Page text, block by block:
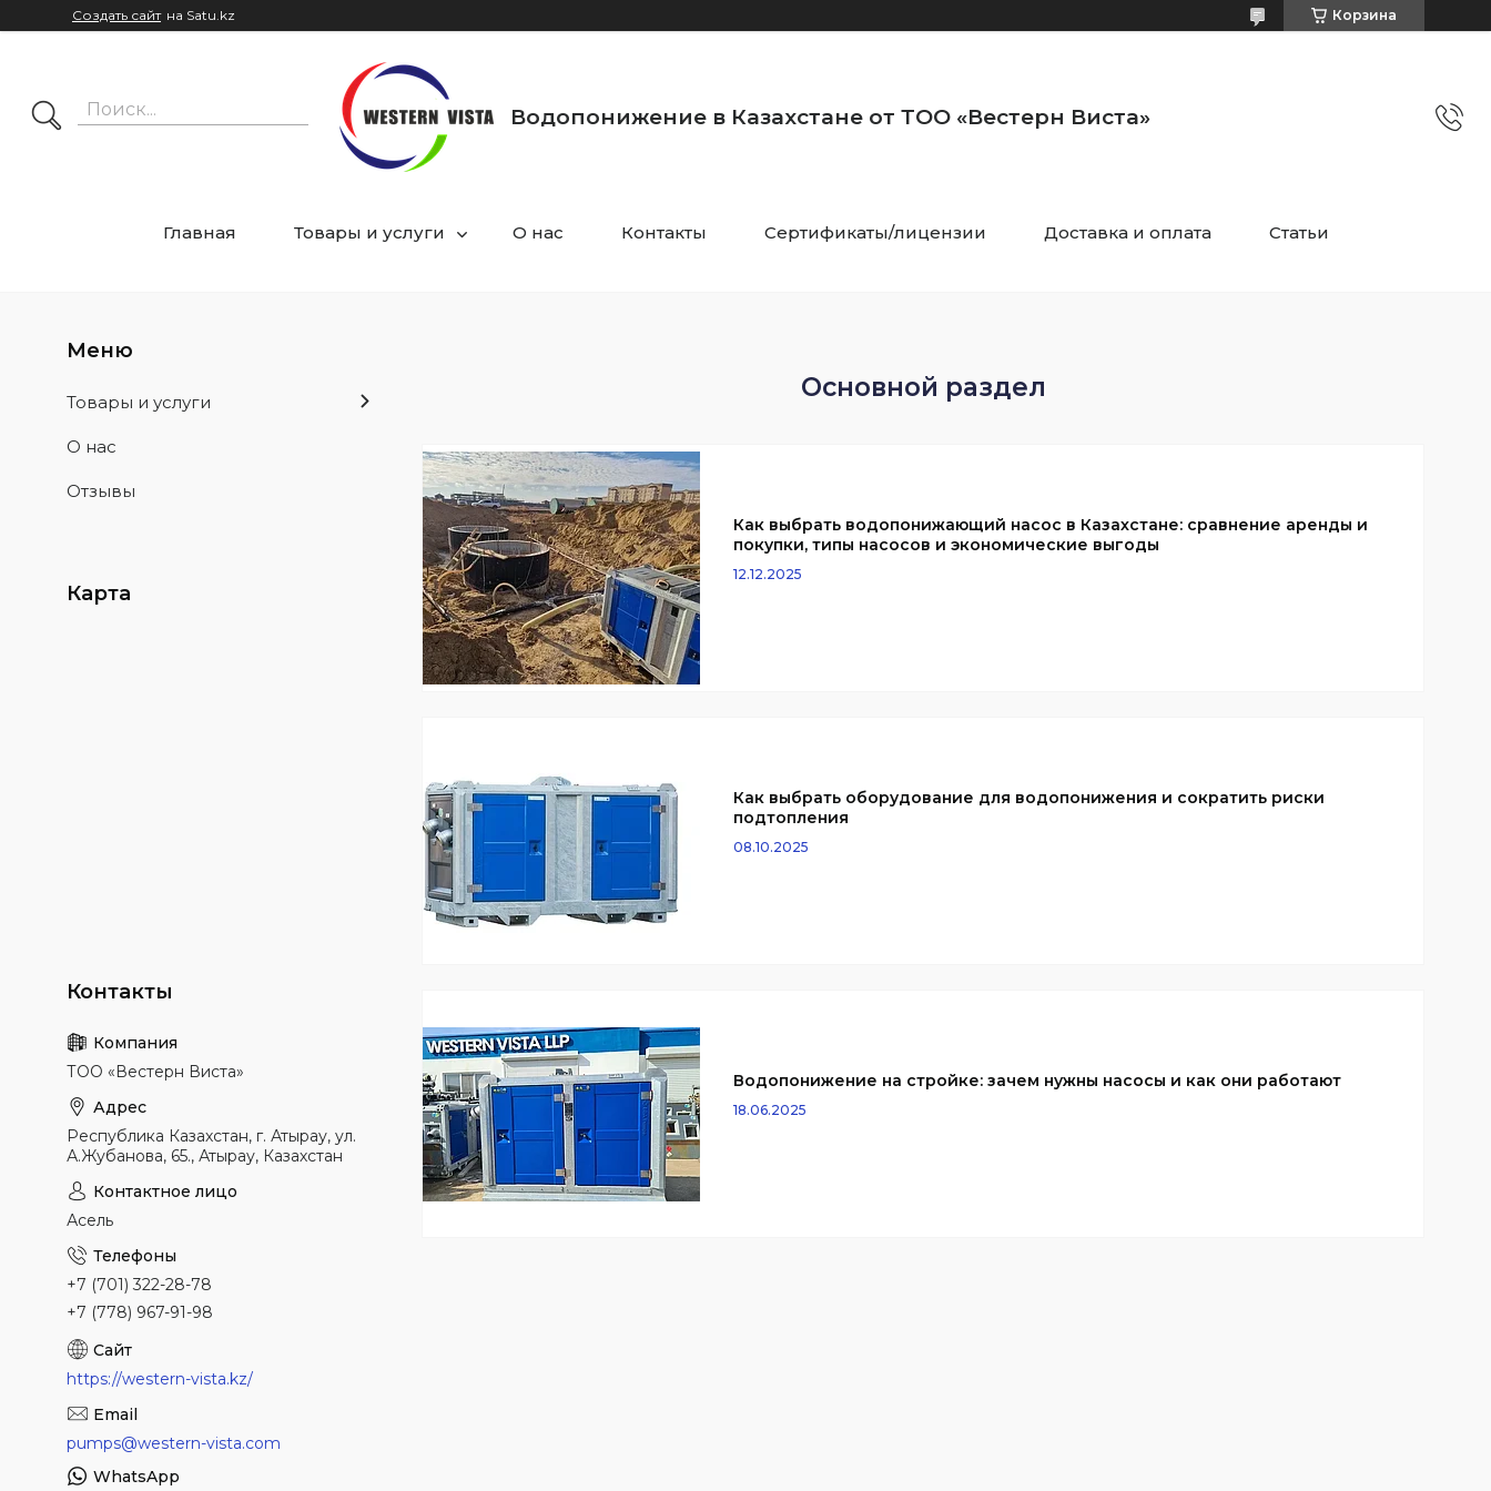
Создать сайт на Satu.kz Корзина
Водопонижение в Казахстане от ТОО «Вестерн Виста»
Главная Товары и услуги О нас Контакты Сертификаты/лицензии Доставка и оплата Статьи
Основной раздел
Как выбрать водопонижающий насос в Казахстане: сравнение аренды и
покупки, типы насосов и экономические выгоды
12.12.2025
Как выбрать оборудование для водопонижения и сократить риски
подтопления
08.10.2025
Водопонижение на стройке: зачем нужны насосы и как они работают
18.06.2025
Товары и услуги
О нас
Отзывы
Карта
ТОО «Вестерн Виста»
Республика Казахстан, г. Атырау, ул.
А.Жубанова, 65., Атырау, Казахстан
Асель
+7 (701) 322-28-78
+7 (778) 967-91-98
https://western-vista.kz/
pumps@western-vista.com